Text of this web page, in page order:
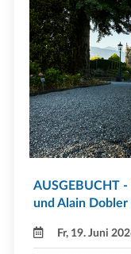
AUSGEBUCHT
und Alain Dobler
Fr, 19. Juni